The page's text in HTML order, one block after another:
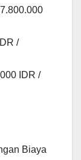
/
IDR /
Biaya